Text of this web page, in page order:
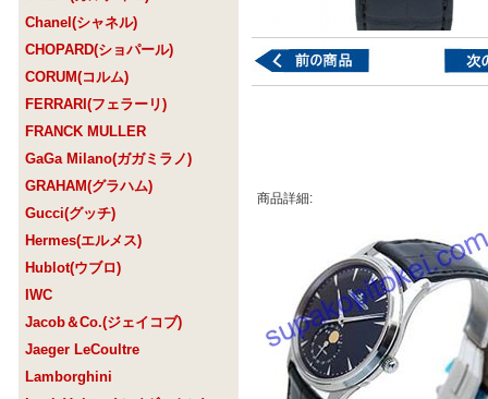
Chanel(シャネル)
CHOPARD(ショパール)
CORUM(コルム)
FERRARI(フェラーリ)
FRANCK MULLER
GaGa Milano(ガガミラノ)
GRAHAM(グラハム)
Gucci(グッチ)
Hermes(エルメス)
Hublot(ウブロ)
IWC
Jacob＆Co.(ジェイコブ)
Jaeger LeCoultre
Lamborghini
商品詳細: